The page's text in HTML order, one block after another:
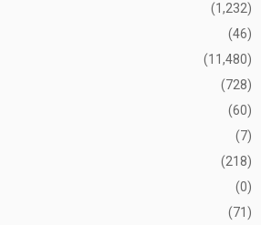
(1,232)
(46)
(11,480)
(728)
(60)
(7)
(218)
(0)
(71)